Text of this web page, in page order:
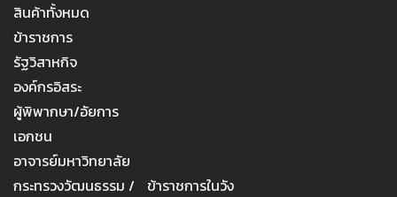
สินค้าทั้งหมด
ข้าราชการ
รัฐวิสาหกิจ
องค์กรอิสระ
ผู้พิพากษา/อัยการ
เอกชน
อาจารย์มหาวิทยาลัย
กระทรวงวัฒนธรรม / ข้าราชการในวัง